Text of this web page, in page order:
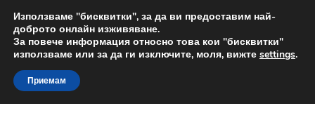
ДОСТАВКА от 12 лв.
Доставка по целия свят
Skip
to
navigation
Skip
to
content
Използваме "бисквитки", за да ви предоставим най-
доброто онлайн изживяване.
За повече информация относно това кои "бисквитки"
използваме или за да ги изключите, моля, вижте settings.
Приемам